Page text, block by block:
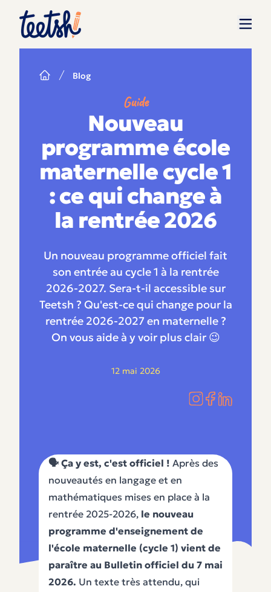
Blog
Guide
Nouveau
programme école
maternelle cycle 1
: ce qui change à
la rentrée 2026
Un nouveau programme officiel fait
son entrée au cycle 1 à la rentrée
2026-2027. Sera-t-il accessible sur
Teetsh ? Qu'est-ce qui change pour la
rentrée 2026-2027 en maternelle ?
On vous aide à y voir plus clair 😉
12 mai 2026
🗣️ Ça y est, c'est officiel ! Après des
nouveautés en langage et en
mathématiques mises en place à la
rentrée 2025-2026, le nouveau
programme d'enseignement de
l'école maternelle (cycle 1) vient de
paraître au Bulletin officiel du 7 mai
2026. Un texte très attendu, qui